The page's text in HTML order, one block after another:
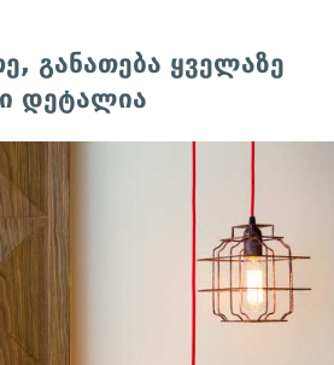
განათება ყველაზე
დეტალია